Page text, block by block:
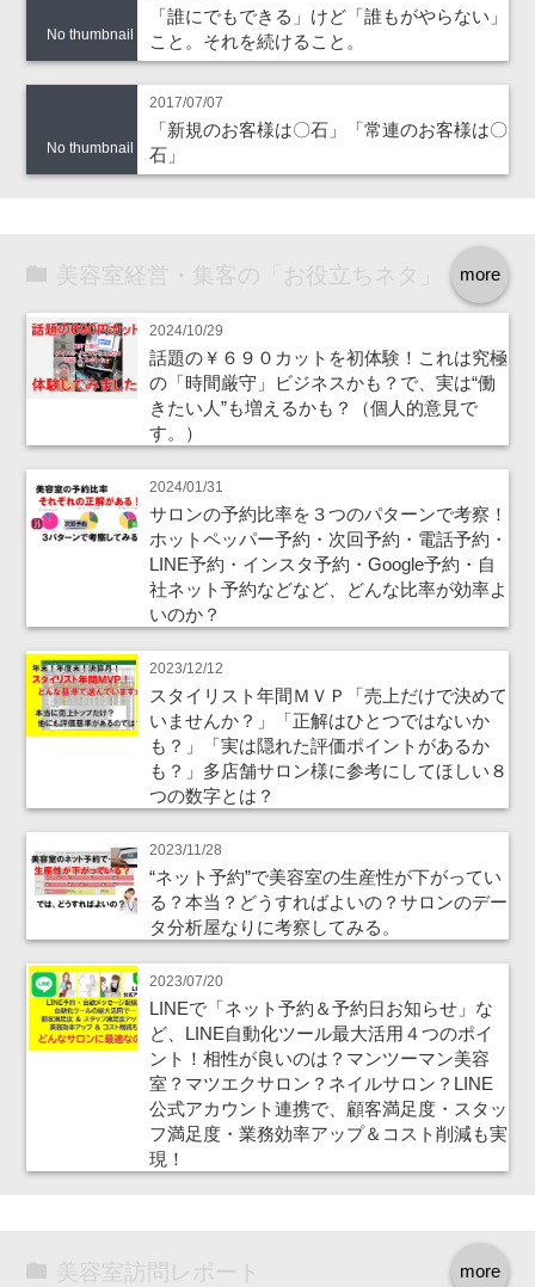
No thumbnail
「誰にでもできる」けど「誰もがやらない」
こと。それを続けること。
No thumbnail
2017/07/07
「新規のお客様は〇石」「常連のお客様は〇
石」
more
美容室経営・集客の「お役立ちネタ」
2024/10/29
話題の￥６９０カットを初体験！これは究極
の「時間厳守」ビジネスかも？で、実は“働
きたい人”も増えるかも？（個人的意見で
す。）
2024/01/31
サロンの予約比率を３つのパターンで考察！
ホットペッパー予約・次回予約・電話予約・
LINE予約・インスタ予約・Google予約・自
社ネット予約などなど、どんな比率が効率よ
いのか？
2023/12/12
スタイリスト年間ＭＶＰ「売上だけで決めて
いませんか？」「正解はひとつではないか
も？」「実は隠れた評価ポイントがあるか
も？」多店舗サロン様に参考にしてほしい８
つの数字とは？
2023/11/28
“ネット予約”で美容室の生産性が下がってい
る？本当？どうすればよいの？サロンのデー
タ分析屋なりに考察してみる。
2023/07/20
LINEで「ネット予約＆予約日お知らせ」な
ど、LINE自動化ツール最大活用４つのポイ
ント！相性が良いのは？マンツーマン美容
室？マツエクサロン？ネイルサロン？LINE
公式アカウント連携で、顧客満足度・スタッ
フ満足度・業務効率アップ＆コスト削減も実
現！
more
美容室訪問レポート